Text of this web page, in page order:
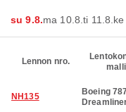
su 9.8.ma 10.8.ti 11.8. ke
Lennon nro.
malli
NH135
Boeing